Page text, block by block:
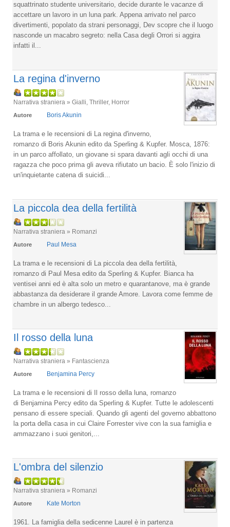
squattrinato studente universitario, decide durante le vacanze di
accettare un lavoro in un luna park. Appena arrivato nel parco
divertimenti, popolato da strani personaggi, Dev scopre che il luogo
nasconde un macabro segreto: nella Casa degli Orrori si aggira
infatti il...
La regina d'inverno
Narrativa straniera » Gialli, Thriller, Horror
Autore Boris Akunin
La trama e le recensioni di La regina d'inverno,
romanzo di Boris Akunin edito da Sperling & Kupfer. Mosca, 1876:
in un parco affollato, un giovane si spara davanti agli occhi di una
ragazza che poco prima gli aveva rifiutato un bacio. È solo l'inizio di
un'inquietante catena di suicidi...
La piccola dea della fertilità
Narrativa straniera » Romanzi
Autore Paul Mesa
La trama e le recensioni di La piccola dea della fertilità,
romanzo di Paul Mesa edito da Sperling & Kupfer. Bianca ha
ventisei anni ed è alta solo un metro e quarantanove, ma è grande
abbastanza da desiderare il grande Amore. Lavora come femme de
chambre in un albergo tedesco...
Il rosso della luna
Narrativa straniera » Fantascienza
Autore Benjamina Percy
La trama e le recensioni di Il rosso della luna, romanzo
di Benjamina Percy edito da Sperling & Kupfer. Tutte le adolescenti
pensano di essere speciali. Quando gli agenti del governo abbattono
la porta della casa in cui Claire Forrester vive con la sua famiglia e
ammazzano i suoi genitori,...
L'ombra del silenzio
Narrativa straniera » Romanzi
Autore Kate Morton
1961. La famiglia della sedicenne Laurel è in partenza